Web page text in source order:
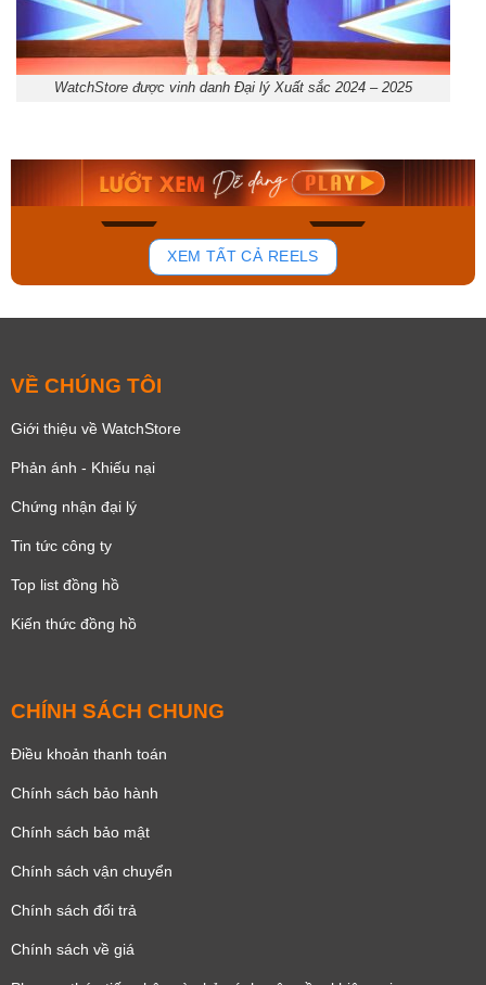
WatchStore được vinh danh Đại lý Xuất sắc 2024 – 2025
136
Mua ngay Mua ngay
XEM TẤT CẢ REELS
VỀ CHÚNG TÔI
Giới thiệu về WatchStore
Phản ánh - Khiếu nại
Chứng nhận đại lý
Tin tức công ty
Top list đồng hồ
Kiến thức đồng hồ
CHÍNH SÁCH CHUNG
Điều khoản thanh toán
Chính sách bảo hành
Chính sách bảo mật
Chính sách vận chuyển
Chính sách đổi trả
Chính sách về giá